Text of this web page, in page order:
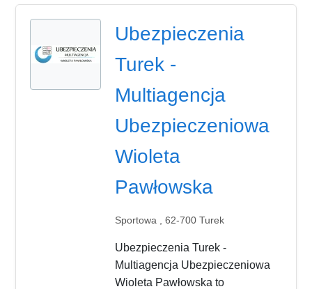
Ubezpieczenia
Turek -
Multiagencja
Ubezpieczeniowa
Wioleta
Pawłowska
Sportowa , 62-700 Turek
Ubezpieczenia Turek -
Multiagencja Ubezpieczeniowa
Wioleta Pawłowska to